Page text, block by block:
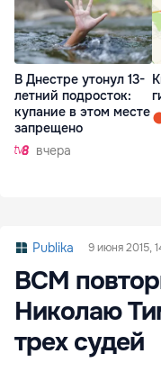
В Днестре утонул 13-
летний подросток:
купание в этом месте
запрещено
вчера
Publika 9 июня 2015,
ВСМ
Николаю
трех судей